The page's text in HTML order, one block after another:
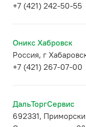
+7 (421) 242-50-55
Оникс Хабровск
Россия, г
+7 (421) 267-07-00
ДальТоргСервис
692331,